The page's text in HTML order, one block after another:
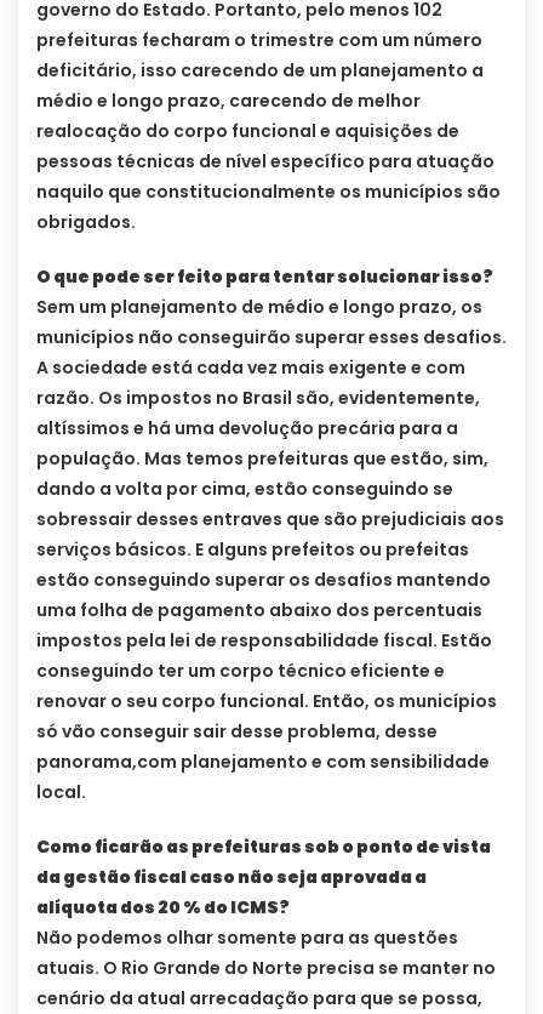
governo do Estado. Portanto, pelo menos 102
prefeituras fecharam o trimestre com um número
deficitário, isso carecendo de um planejamento a
médio e longo prazo, carecendo de melhor
realocação do corpo funcional e aquisições de
pessoas técnicas de nível específico para atuação
naquilo que constitucionalmente os municípios são
obrigados.
O que pode ser feito para tentar solucionar isso?
Sem um planejamento de médio e longo prazo, os
municípios não conseguirão superar esses desafios.
A sociedade está cada vez mais exigente e com
razão. Os impostos no Brasil são, evidentemente,
altíssimos e há uma devolução precária para a
população. Mas temos prefeituras que estão, sim,
dando a volta por cima, estão conseguindo se
sobressair desses entraves que são prejudiciais aos
serviços básicos. E alguns prefeitos ou prefeitas
estão conseguindo superar os desafios mantendo
uma folha de pagamento abaixo dos percentuais
impostos pela lei de responsabilidade fiscal. Estão
conseguindo ter um corpo técnico eficiente e
renovar o seu corpo funcional. Então, os municípios
só vão conseguir sair desse problema, desse
panorama,com planejamento e com sensibilidade
local.
Como ficarão as prefeituras sob o ponto de vista
da gestão fiscal caso não seja aprovada a
alíquota dos 20 % do ICMS?
Não podemos olhar somente para as questões
atuais. O Rio Grande do Norte precisa se manter no
cenário da atual arrecadação para que se possa,